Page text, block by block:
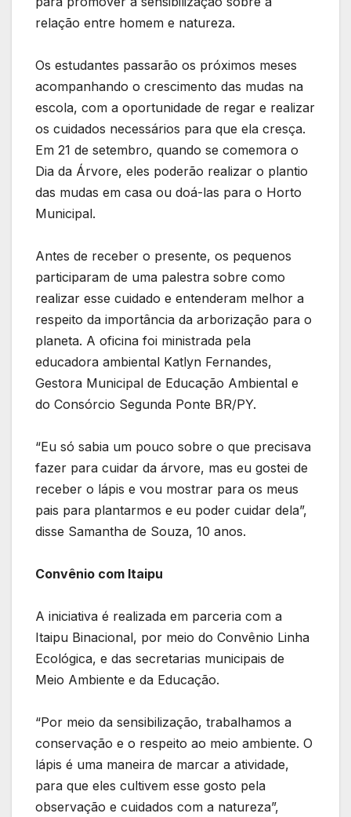
relação entre homem e natureza.
Os estudantes passarão os próximos meses
acompanhando o crescimento das mudas na
escola, com a oportunidade de regar e realizar
os cuidados necessários para que ela cresça.
Em 21 de setembro, quando se comemora o
Dia da Árvore, eles poderão realizar o plantio
das mudas em casa ou doá-las para o Horto
Municipal.
Antes de receber o presente, os pequenos
participaram de uma palestra sobre como
realizar esse cuidado e entenderam melhor a
respeito da importância da arborização para o
planeta. A oficina foi ministrada pela
educadora ambiental Katlyn Fernandes,
Gestora Municipal de Educação Ambiental e
do Consórcio Segunda Ponte BR/PY.
“Eu só sabia um pouco sobre o que precisava
fazer para cuidar da árvore, mas eu gostei de
receber o lápis e vou mostrar para os meus
pais para plantarmos e eu poder cuidar dela”,
disse Samantha de Souza, 10 anos.
Convênio com Itaipu
A iniciativa é realizada em parceria com a
Itaipu Binacional, por meio do Convênio Linha
Ecológica, e das secretarias municipais de
Meio Ambiente e da Educação.
“Por meio da sensibilização, trabalhamos a
conservação e o respeito ao meio ambiente. O
lápis é uma maneira de marcar a atividade,
para que eles cultivem esse gosto pela
observação e cuidados com a natureza”,